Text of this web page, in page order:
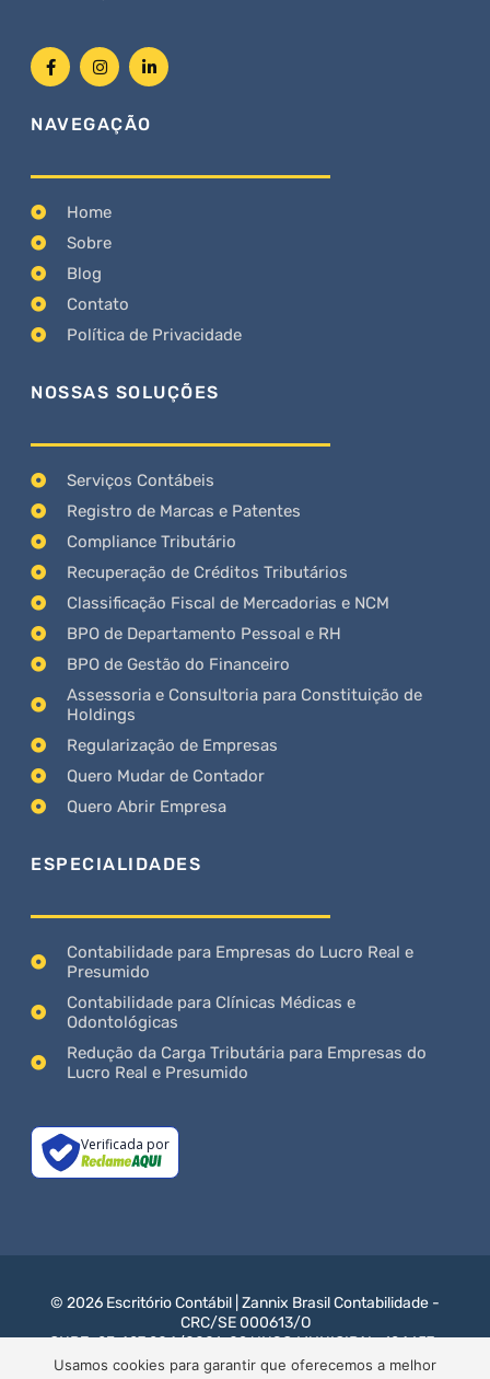
NAVEGAÇÃO
Home
Sobre
Blog
Contato
Política de Privacidade
NOSSAS SOLUÇÕES
Serviços Contábeis
Registro de Marcas e Patentes
Compliance Tributário
Recuperação de Créditos Tributários
Classificação Fiscal de Mercadorias e NCM
BPO de Departamento Pessoal e RH
BPO de Gestão do Financeiro
Assessoria e Consultoria para Constituição de
Holdings
Regularização de Empresas
Quero Mudar de Contador
Quero Abrir Empresa
ESPECIALIDADES
Contabilidade para Empresas do Lucro Real e
Presumido
Contabilidade para Clínicas Médicas e
Odontológicas
Redução da Carga Tributária para Empresas do
Lucro Real e Presumido
Verificada por
© 2026 Escritório Contábil | Zannix Brasil Contabilidade -
CRC/SE 000613/O
CNPJ: 23.427.204/0001-09 ! INSC.MUNICIPAL: 124657-
0
Usamos cookies para garantir que oferecemos a melhor